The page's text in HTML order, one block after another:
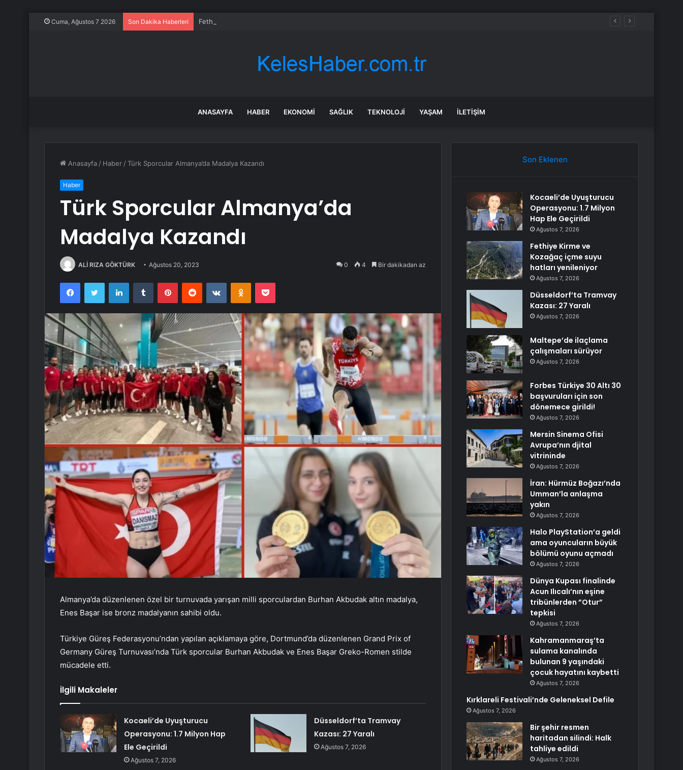
Cuma, Ağustos 7 2026 Son Dakika Haberleri Fethiye Kirme ve Kozağaç içme suyu hatları yenileniyor
ANASAYFA HABER EKONOMI SAĞLIK TEKNOLOJI YAŞAM İLETIŞIM
Anasayfa / Haber /Türk Sporcular Almanya’da Madalya Kazandı
Haber
Türk Sporcular Almanya’da
Madalya Kazandı
ALİ RIZA GÖKTÜRK Ağustos 20, 2023 0 4 Bir dakikadan az
FacebookTwitter LinkedInTumblr PinterestReddit VKontakteOdnoklassniki
Pocket
Almanya’da düzenlenen özel bir turnuvada yarışan milli sporculardan Burhan Akbudak altın madalya,
Enes Başar ise bronz madalyanın sahibi oldu.
Türkiye Güreş Federasyonu’ndan yapılan açıklamaya göre, Dortmund’da düzenlenen Grand Prix of
Germany Güreş Turnuvası’nda Türk sporcular Burhan Akbudak ve Enes Başar Greko-Romen stilde
mücadele etti.
İlgili Makaleler
Kocaeli’de Uyuşturucu
Operasyonu: 1.7 Milyon Hap
Ele Geçirildi
Ağustos 7, 2026
Düsseldorf’ta Tramvay
Kazası: 27 Yaralı
Ağustos 7, 2026
Son Eklenen
Kocaeli’de Uyuşturucu
Operasyonu: 1.7 Milyon
Hap Ele Geçirildi
Ağustos 7, 2026
Fethiye Kirme ve
Kozağaç içme suyu
hatları yenileniyor
Ağustos 7, 2026
Düsseldorf’ta Tramvay
Kazası: 27 Yaralı
Ağustos 7, 2026
Maltepe’de ilaçlama
çalışmaları sürüyor
Ağustos 7, 2026
Forbes Türkiye 30 Altı 30
başvuruları için son
dönemece girildi!
Ağustos 7, 2026
Mersin Sinema Ofisi
Avrupa’nın djital
vitrininde
Ağustos 7, 2026
İran: Hürmüz Boğazı’nda
Umman’la anlaşma
yakın
Ağustos 7, 2026
Halo PlayStation’a geldi
ama oyuncuların büyük
bölümü oyunu açmadı
Ağustos 7, 2026
Dünya Kupası finalinde
Acun Ilıcalı’nın eşine
tribünlerden ”Otur”
tepkisi
Ağustos 7, 2026
Kahramanmaraş’ta
sulama kanalında
bulunan 9 yaşındaki
çocuk hayatını kaybetti
Ağustos 7, 2026
Kırklareli Festivali’nde Geleneksel Defile
Ağustos 7, 2026
Bir şehir resmen
haritadan silindi: Halk
tahliye edildi
Ağustos 7, 2026